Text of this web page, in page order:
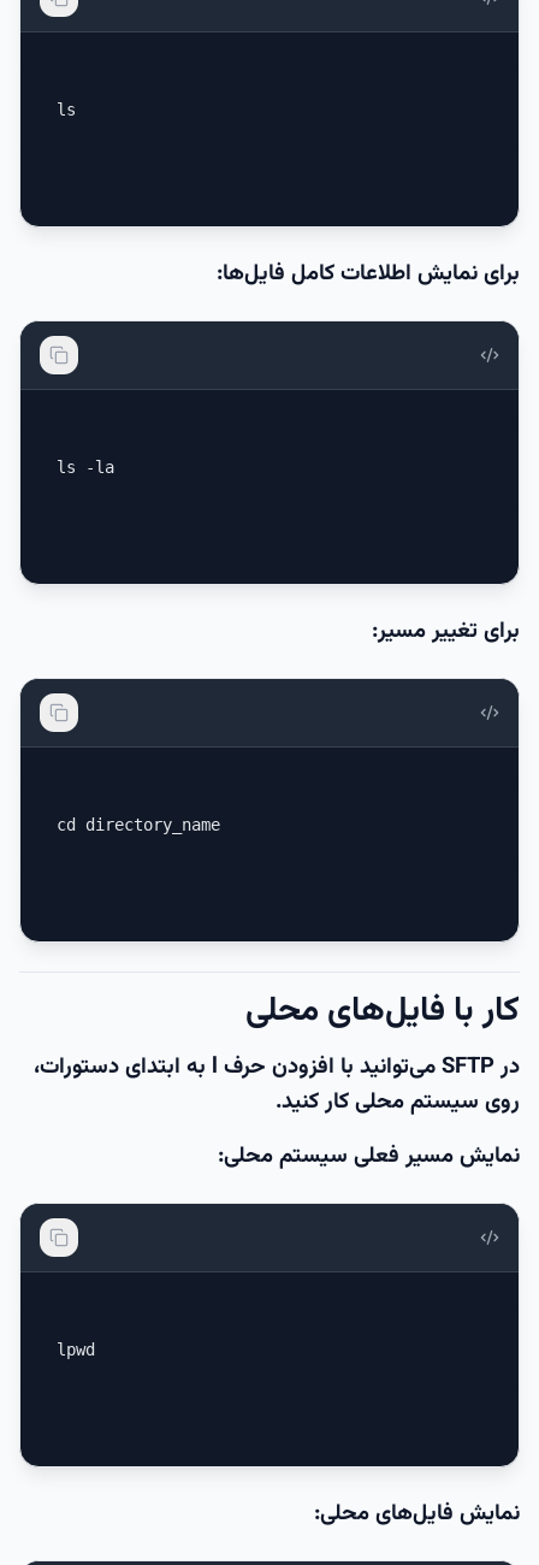
ls
برای نمایش اطلاعات کامل فایل‌ها:
ls -la
برای تغییر مسیر:
cd directory_name
کار با فایل‌های محلی
در SFTP می‌توانید با افزودن حرف l به ابتدای دستورات،
روی سیستم محلی کار کنید.
نمایش مسیر فعلی سیستم محلی:
lpwd
نمایش فایل‌های محلی: